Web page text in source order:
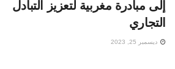
إلى مبادرة مغربية لتعزيز التبادل
التجاري
ديسمبر 25, 2023